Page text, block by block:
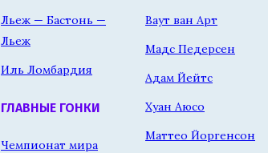
Льеж — Бастонь —
Льеж
Иль Ломбардия
ГЛАВНЫЕ ГОНКИ
Чемпионат мира
Ваут ван Арт
Мадс Педерсен
Адам Йейтс
Хуан Аюсо
Маттео Йоргенсон